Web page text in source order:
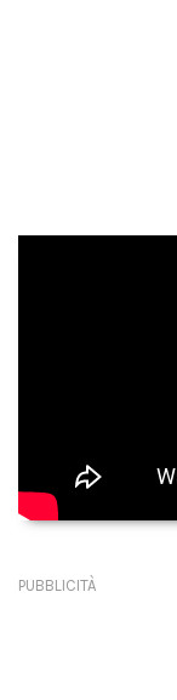
PUBBLICITÀ